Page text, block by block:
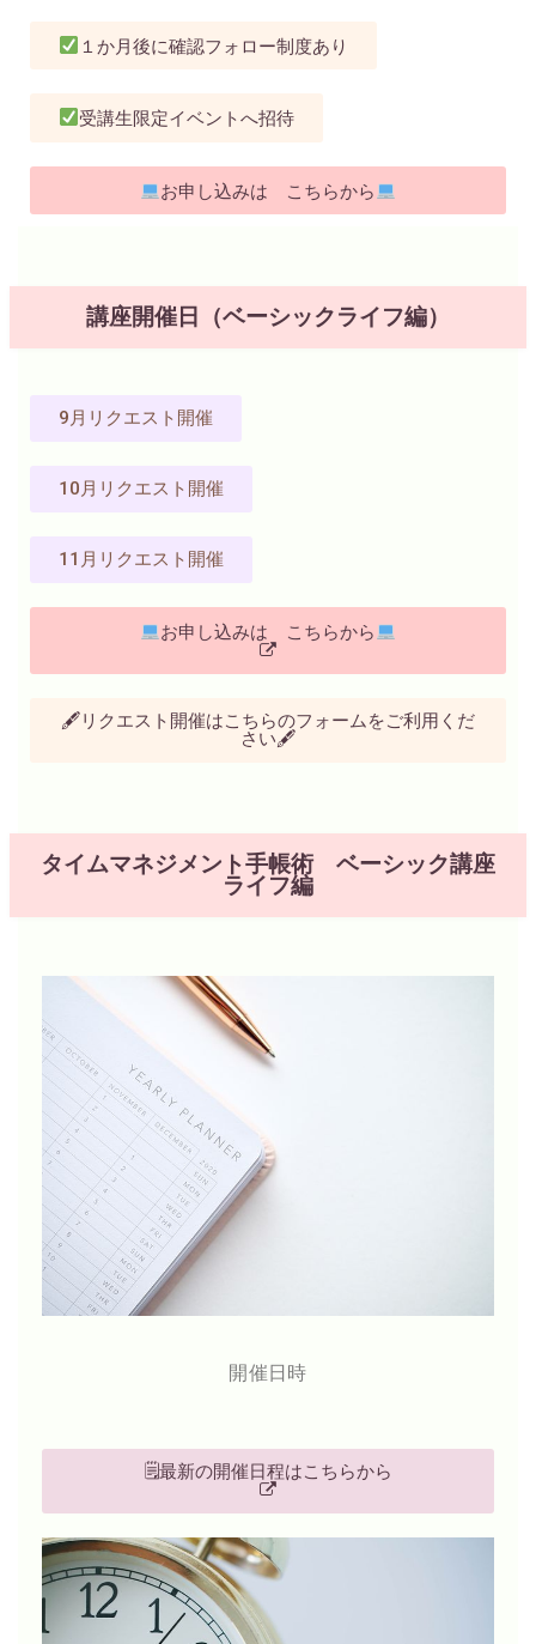
１か月後に確認フォロー制度あり
受講生限定イベントへ招待
お申し込みは こちらから
講座開催日（ベーシックライフ編）
9月リクエスト開催
10月リクエスト開催
11月リクエスト開催
お申し込みは こちらから
🖋リクエスト開催はこちらのフォームをご利用くだ
さい🖋
タイムマネジメント手帳術 ベーシック講座
ライフ編
開催日時
🗒最新の開催日程はこちらから